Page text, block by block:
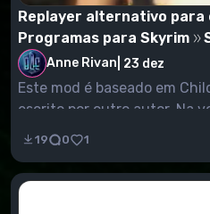
Replayer alternativo para
Programas para Skyrim
Anne Rivan 23 dez
Este mod é baseado em
escrito por outro autor. Na
19 0 1